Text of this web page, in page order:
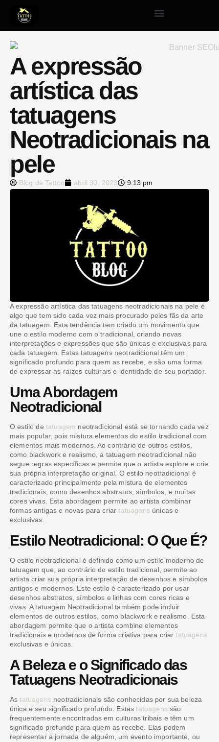
A expressão
artística das
tatuagens
Neotradicionais na
pele
Blog da Tattoo abril 30, 2023 9:13 pm
A expressão artística das tatuagens neotradicionais na pele é
algo que tem sido cada vez mais procurado pelos fãs da arte
da tatuagem. Esta tendência tem criado um movimento que
une o estilo moderno com o tradicional, criando novas
interpretações e expressões que são únicas e exclusivas para
cada tatuagem. Estas tatuagens neotradicional têm um
significado profundo para quem as recebe, e são uma forma
de expressar as raízes culturais e identidade de seu portador.
Uma Abordagem
Neotradicional
O estilo de tatuagem neotradicional está se tornando cada vez
mais popular, pois mistura elementos do estilo tradicional com
elementos mais modernos. Ao contrário de outros estilos,
como blackwork e realismo, a tatuagem neotradicional não
segue regras específicas e permite que o artista explore e crie
sua própria interpretação original. O estilo neotradicional é
caracterizado principalmente pela mistura de elementos
tradicionais, como desenhos abstratos, símbolos, e muitas
cores vivas. Esta abordagem permite ao artista combinar
formas antigas e novas para criartatuagens únicas e
exclusivas.
Estilo Neotradicional: O Que É?
O estilo neotradicional é definido como um estilo moderno de
tatuagem que, ao contrário do estilo tradicional, permite ao
artista criar sua própria interpretação de desenhos e símbolos
antigos e modernos. Este estilo é caracterizado por usar
desenhos abstratos, símbolos e linhas com cores ricas e
vivas. A tatuagem Neotradicional também pode incluir
elementos de outros estilos, como blackwork e realismo. Esta
abordagem permite que o artista combine elementos
tradicionais e modernos de forma criativa para criartatuagens
exclusivas e únicas.
A Beleza e o Significado das
Tatuagens Neotradicionais
Astatuagens neotradicionais são conhecidas por sua beleza
única e seu significado profundo. Estastatuagens são
frequentemente encontradas em culturas tribais e têm um
significado profundo para quem as recebe. Elas podem
representar a jornada de alguém, um evento importante, ou